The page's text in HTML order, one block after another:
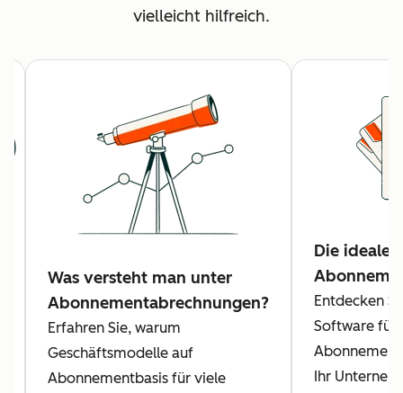
vielleicht hilfreich.
Was versteht man unter
Abonnementabrechnungen?
Erfahren Sie, warum
Geschäftsmodelle auf
Abonnementbasis für viele
Die ideale
Entdecken
Software für
Ihr